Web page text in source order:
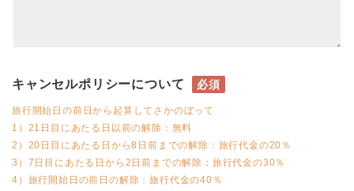
キャンセルポリシーについて 必須
旅行開始日の前日から起算してさかのぼって
1）21日目にあたる日以前の解除：無料
2）20日目にあたる日から8日前までの解除：旅行代金の20％
3）7日目にあたる日から2日前までの解除：旅行代金の30％
4）旅行開始日の前日の解除：旅行代金の40％